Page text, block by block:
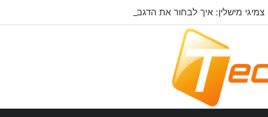
צמיגי מישלין: איך לבחור את הדגם הנכון לפי סוג רכב ונסועה